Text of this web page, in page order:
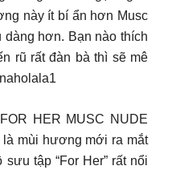
này ít bí ẩn hơn Musc
hơn. Bạn nào thích
rũ rất đàn bà thì sẽ mê
HER MUSC NUDE
mùi hương mới ra mắt
tập “For Her” rất nổi